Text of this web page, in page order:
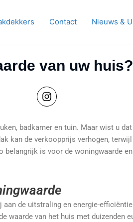
Contact Nieuws &
van uw huis?
I
n
a
g
r
badkamer en tuin. Maar wist u
kan de verkoopprijs verhogen,
is voor de woningwaarde
de uitstraling en energie-
waarde van het huis met duizenden